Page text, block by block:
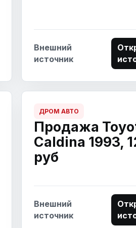
Внешний
источник
ДРОМ АВТО
Продажа
Caldina 1993,
руб
Внешний
источник